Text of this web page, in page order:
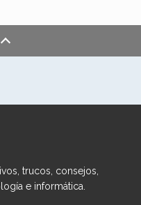
trucos, consejos,
e informática.